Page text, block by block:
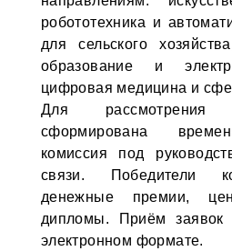
робототехника и
для сельского
образование и
цифровая медицина и
Для рассмотрения
сформирована
комиссия под
связи. Победители
денежные премии,
дипломы. Приём заявок
электронном формате.